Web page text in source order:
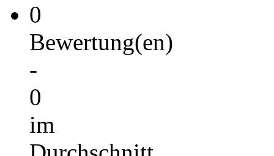
0
Bewertung(en)
-
0
im